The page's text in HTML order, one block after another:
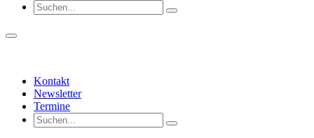
Kontakt
Newsletter
Termine